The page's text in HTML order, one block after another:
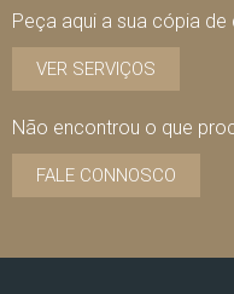
Peça aqui a sua cópia
VER SERVIÇOS
Não encontrou o que
FALE CONNOSCO